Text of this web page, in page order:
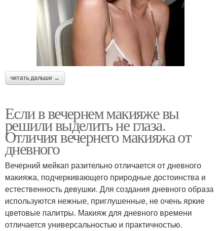
читать дальше →
Если в вечернем макияже вы
решили выделить не глаза.
Отличия вечернего макияжа от
дневного
Вечерний мейкап разительно отличается от дневного
макияжа, подчеркивающего природные достоинства и
естественность девушки. Для создания дневного образа
используются нежные, приглушенные, не очень яркие
цветовые палитры. Макияж для дневного времени
отличается универсальностью и практичностью.